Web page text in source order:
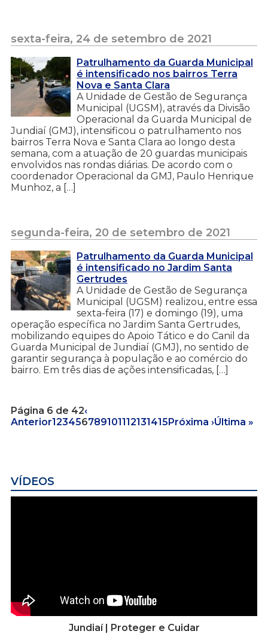
sexta-feira, 24 de setembro de 2021
Patrulhamento da Guarda Municipal
é intensificado nos bairros Terra
Nova e Santa Clara
A Unidade de Gestão de Segurança
Municipal (UGSM), através da Divisão
Operacional da Guarda Municipal de
Jundiaí (GMJ), intensificou o patrulhamento nos
bairros Terra Nova e Santa Clara ao longo desta
semana, com a atuação de 20 guardas municipais
envolvidos nas rondas diárias. De acordo com o
coordenador Operacional da GMJ, Paulo Henrique
Munhoz, a […]
segunda-feira, 20 de setembro de 2021
Patrulhamento da Guarda Municipal
é intensificado no Jardim Santa
Gertrudes
A Unidade de Gestão de Segurança
Municipal (UGSM) realizou, entre essa
sexta-feira (17) e domingo (19), uma
operação específica no Jardim Santa Gertrudes,
mobilizando equipes do Apoio Tático e do Canil da
Guarda Municipal de Jundiaí (GMJ), no sentido de
garantir segurança à população e ao comércio do
bairro. Em três dias de ações intensificadas, […]
Página 6 de 42‹
Anterior123456789101112131415Próxima ›Última »
VÍDEOS
Jundiaí | Proteger e Cuidar